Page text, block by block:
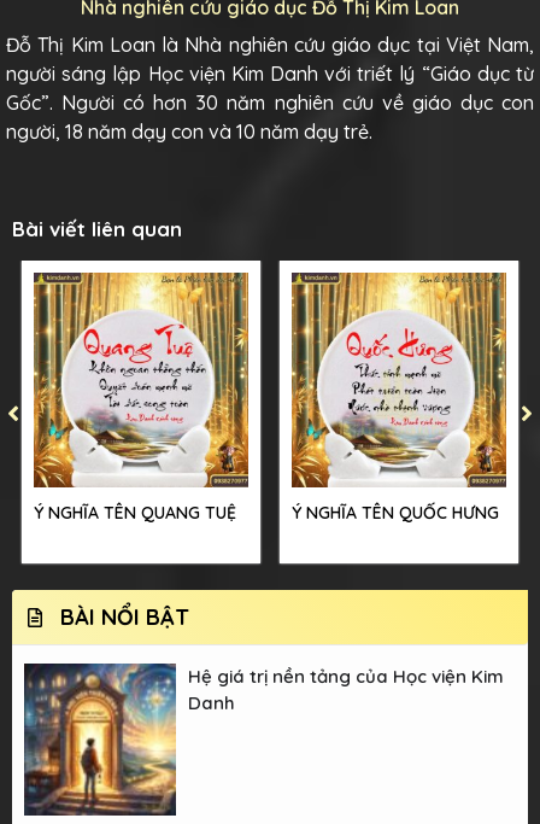
Nhà nghiên cứu giáo dục Đỗ Thị Kim Loan
Đỗ Thị Kim Loan là Nhà nghiên cứu giáo dục tại Việt Nam,
người sáng lập Học viện Kim Danh với triết lý “Giáo dục từ
Gốc”. Người có hơn 30 năm nghiên cứu về giáo dục con
người, 18 năm dạy con và 10 năm dạy trẻ.
Bài viết liên quan
Ý NGHĨA TÊN QUANG TUỆ Ý NGHĨA TÊN QUỐC HƯNG
BÀI NỔI BẬT
Hệ giá trị nền tảng của Học viện Kim
Danh